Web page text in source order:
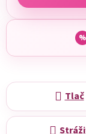
%
Tlač